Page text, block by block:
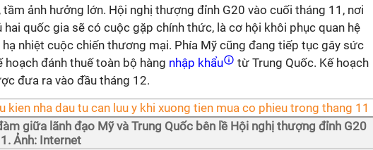
tầm ảnh hưởng lớn. Hội nghị thượng đỉnh G20 vào cuối tháng 11, nơi
hai quốc gia sẽ có cuộc gặp chính thức, là cơ hội khôi phục quan hệ
hạ nhiệt cuộc chiến thương mại. Phía Mỹ cũng đang tiếp tục gây sức
hoạch đánh thuế toàn bộ hàng nhập khẩu
từ Trung Quốc. Kế hoạch
đưa ra vào đầu tháng 12.
giữa lãnh đạo Mỹ và Trung Quốc bên lề Hội nghị thượng đỉnh G20
Ảnh: Internet